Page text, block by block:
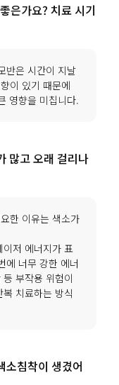
은가요? 치료 시기
반은 시간이 지날
이 있기 때문에
많고 오래 걸리나
한 이유는 색소가
저 에너지가 표
에 너무 강한 에너
등 부작용 위험이
치료하는 방식
소침착이 생겼어